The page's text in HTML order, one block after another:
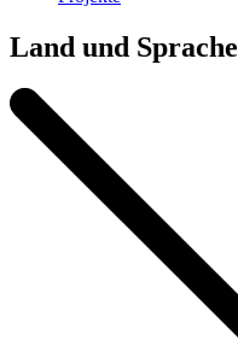
Land und Sprache